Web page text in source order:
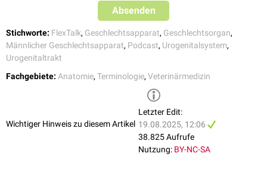
Teil der Samenleiter. Die Hoden liegen zwar außen, werden
aber dennoch zu den inneren Geschlechtsorganen gezählt. Der Grund
dafür ist, dass sich die Hoden zunächst imBauchraumentwickeln und
erst bei oder nach derGeburtmit demDescensus testisin den
Hodensack wandern.
Absenden
Stichworte: FlexTalk, Geschlechtsapparat, Geschlechtsorgan,
Männlicher Geschlechtsapparat, Podcast, Urogenitalsystem,
Urogenitaltrakt
Fachgebiete: Anatomie, Terminologie, Veterinärmedizin
Wichtiger Hinweis zu diesem Artikel
Letzter Edit:
19.08.2025, 12:06
38.825 Aufrufe
Nutzung: BY-NC-SA